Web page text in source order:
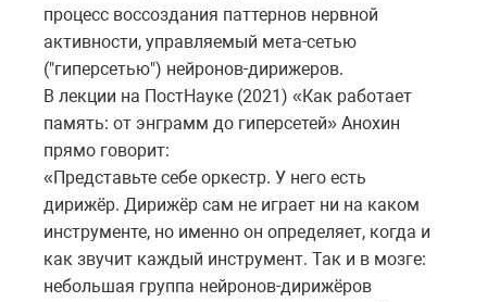
процесс воссоздания паттернов нервной
активности, управляемый мета-сетью
("гиперсетью") нейронов-дирижеров.
В лекции на ПостНауке (2021) «Как работает
память: от энграмм до гиперсетей» Анохин
прямо говорит:
«Представьте себе оркестр. У него есть
дирижёр. Дирижёр сам не играет ни на каком
инструменте, но именно он определяет, когда и
как звучит каждый инструмент. Так и в мозге:
небольшая группа нейронов-дирижёров